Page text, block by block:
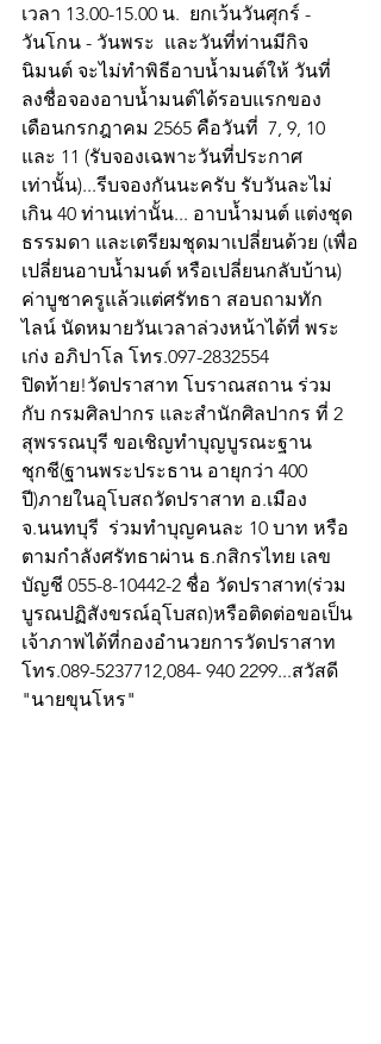
เวลา 13.00-15.00 น.  ยกเว้นวันศุกร์ -
วันโกน - วันพระ  และวันที่ท่านมีกิจ
นิมนต์ จะไม่ทำพิธีอาบน้ำมนต์ให้ วันที่
ลงชื่อจองอาบน้ำมนต์ได้รอบแรกของ
เดือนกรกฎาคม 2565 คือวันที่  7, 9, 10
และ 11 (รับจองเฉพาะวันที่ประกาศ
เท่านั้น)...รีบจองกันนะครับ รับวันละไม่
เกิน 40 ท่านเท่านั้น... อาบน้ำมนต์ แต่งชุด
ธรรมดา และเตรียมชุดมาเปลี่ยนด้วย (เพื่อ
เปลี่ยนอาบน้ำมนต์ หรือเปลี่ยนกลับบ้าน)
ค่าบูชาครูแล้วแต่ศรัทธา สอบถามทัก
ไลน์ นัดหมายวันเวลาล่วงหน้าได้ที่ พระ
เก่ง อภิปาโล โทร.097-2832554
ปิดท้าย!วัดปราสาท โบราณสถาน ร่วม
กับ กรมศิลปากร และสำนักศิลปากร ที่ 2
สุพรรณบุรี ขอเชิญทำบุญบูรณะฐาน
ชุกชี(ฐานพระประธาน อายุกว่า 400
ปี)ภายในอุโบสถวัดปราสาท อ.เมือง
จ.นนทบุรี  ร่วมทำบุญคนละ 10 บาท หรือ
ตามกำลังศรัทธาผ่าน ธ.กสิกรไทย เลข
บัญชี 055-8-10442-2 ชื่อ วัดปราสาท(ร่วม
บูรณปฏิสังขรณ์อุโบสถ)หรือติดต่อขอเป็น
เจ้าภาพได้ที่กองอำนวยการวัดปราสาท
โทร.089-5237712,084- 940 2299...สวัสดี
"นายขุนโหร"